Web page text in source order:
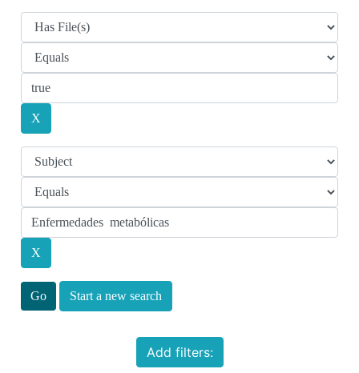
Start a new search
Add filters: